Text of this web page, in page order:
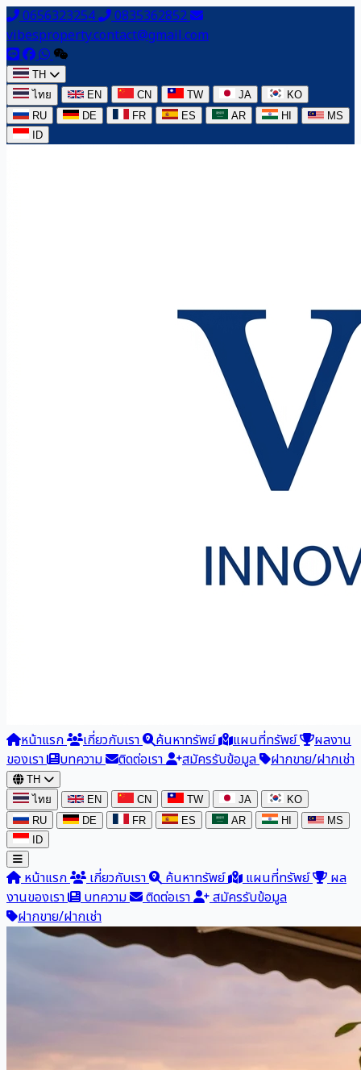
0656323254
0835362852
vibesproperty.contact@gmail.com
TH
ไทย
EN CN TW JA
KO
RU
DE FR ES AR HI
MS
ID
หน้าแรก เกี่ยวกับเรา ค้นหาทรัพย์ แผนที่ทรัพย์
ผลงาน
ของเรา
บทความ ติดต่อเรา สมัครรับข้อมูล ฝากขาย/ฝากเช่า
TH
ไทย
EN CN TW JA
KO
RU
DE FR ES AR HI
MS
ID
หน้าแรก เกี่ยวกับเรา ค้นหาทรัพย์ แผนที่ทรัพย์
ผล
งานของเรา
บทความ ติดต่อเรา
สมัครรับข้อมูล
ฝากขาย/ฝากเช่า